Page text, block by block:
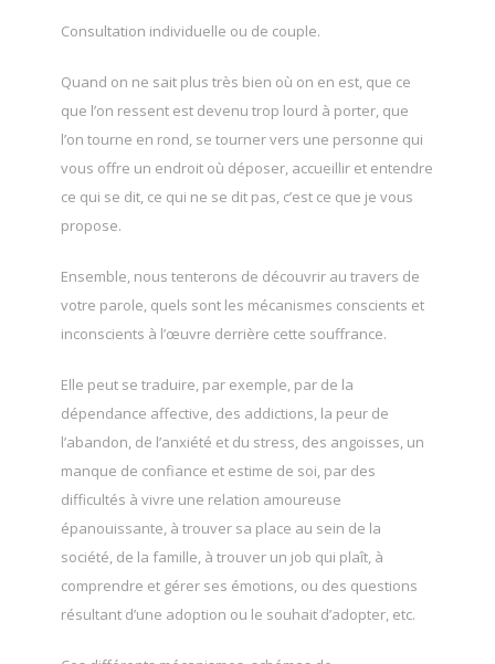
Consultation individuelle ou de couple.
Quand on ne sait plus très bien où on en est, que ce
que l’on ressent est devenu trop lourd à porter, que
l’on tourne en rond, se tourner vers une personne qui
vous offre un endroit où déposer, accueillir et entendre
ce qui se dit, ce qui ne se dit pas, c’est ce que je vous
propose.
Ensemble, nous tenterons de découvrir au travers de
votre parole, quels sont les mécanismes conscients et
inconscients à l’œuvre derrière cette souffrance.
Elle peut se traduire, par exemple, par de la
dépendance affective, des addictions, la peur de
l’abandon, de l’anxiété et du stress, des angoisses, un
manque de confiance et estime de soi, par des
difficultés à vivre une relation amoureuse
épanouissante, à trouver sa place au sein de la
société, de la famille, à trouver un job qui plaît, à
comprendre et gérer ses émotions, ou des questions
résultant d’une adoption ou le souhait d’adopter, etc.